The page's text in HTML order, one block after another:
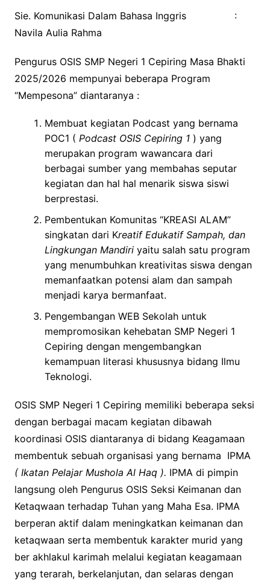
Sie. Komunikasi Dalam Bahasa Inggris :
Navila Aulia Rahma
Pengurus OSIS SMP Negeri 1 Cepiring Masa Bhakti
2025/2026 mempunyai beberapa Program
“Mempesona” diantaranya :
Membuat kegiatan Podcast yang bernama
POC1 ( Podcast OSIS Cepiring 1) yang
merupakan program wawancara dari
berbagai sumber yang membahas seputar
kegiatan dan hal hal menarik siswa siswi
berprestasi.
Pembentukan Komunitas “KREASI ALAM”
singkatan dari Kreatif Edukatif Sampah, dan
Lingkungan Mandiriyaitu salah satu program
yang menumbuhkan kreativitas siswa dengan
memanfaatkan potensi alam dan sampah
menjadi karya bermanfaat.
Pengembangan WEB Sekolah untuk
mempromosikan kehebatan SMP Negeri 1
Cepiring dengan mengembangkan
kemampuan literasi khususnya bidang Ilmu
Teknologi.
OSIS SMP Negeri 1 Cepiring memiliki beberapa seksi
dengan berbagai macam kegiatan dibawah
koordinasi OSIS diantaranya di bidang Keagamaan
membentuk sebuah organisasi yang bernama IPMA
( Ikatan Pelajar Mushola Al Haq ). IPMA di pimpin
langsung oleh Pengurus OSIS Seksi Keimanan dan
Ketaqwaan terhadap Tuhan yang Maha Esa. IPMA
berperan aktif dalam meningkatkan keimanan dan
ketaqwaan serta membentuk karakter murid yang
ber akhlakul karimah melalui kegiatan keagamaan
yang terarah, berkelanjutan, dan selaras dengan